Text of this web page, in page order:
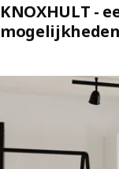
KNOXHULT -
mogelijkheden